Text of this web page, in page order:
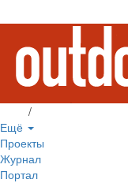
/
Ещё
Проекты
Журнал
Портал